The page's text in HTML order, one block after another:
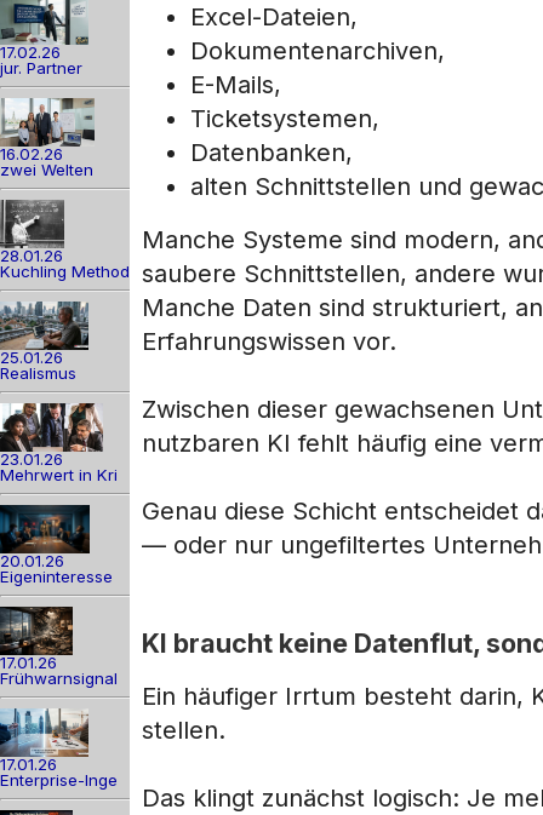
17.02.26
jur. Partner
16.02.26
zwei Welten
28.01.26
Kuchling Method
25.01.26
Realismus
23.01.26
Mehrwert in Kri
20.01.26
Eigeninteresse
17.01.26
Frühwarnsignal
17.01.26
Enterprise-Inge
Excel-Dateien,
Dokumentenarchiven,
E-Mails,
Ticketsystemen,
Datenbanken,
alten Schnittstellen und
Manche Systeme sind modern,
saubere Schnittstellen, andere
Manche Daten sind strukturiert,
Erfahrungswissen vor.
Zwischen dieser gewachsenen
nutzbaren KI fehlt häufig eine
Genau diese Schicht entscheidet
— oder nur ungefiltertes
KI braucht keine Datenflut,
Ein häufiger Irrtum besteht darin,
stellen.
Das klingt zunächst logisch: Je